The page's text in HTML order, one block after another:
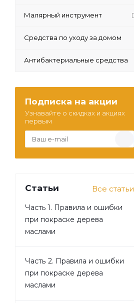
Малярный инструмент
Средства по уходу за домом
Антибактериальные средства
Подписка на акции
Узнавайте о скидках и акциях
первым
Статьи Все статьи
Часть 1. Правила и ошибки
при покраске дерева
маслами
Часть 2. Правила и ошибки
при покраске дерева
маслами